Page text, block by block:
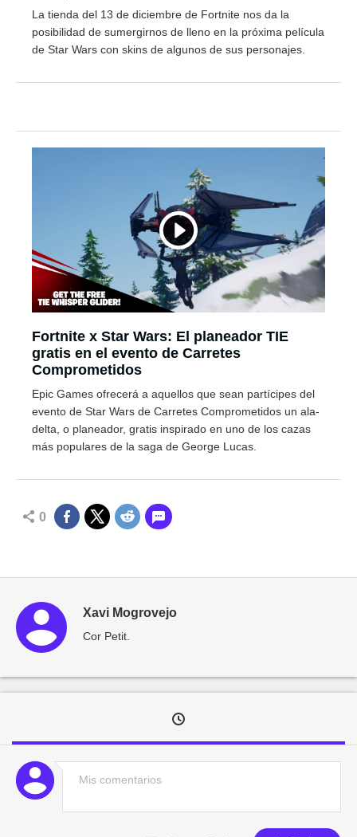
La tienda del 13 de diciembre de Fortnite nos da la
posibilidad de sumergirnos de lleno en la próxima película
de Star Wars con skins de algunos de sus personajes.
Fortnite x Star Wars: El planeador TIE
gratis en el evento de Carretes
Comprometidos
Epic Games ofrecerá a aquellos que sean partícipes del
evento de Star Wars de Carretes Comprometidos un ala-
delta, o planeador, gratis inspirado en uno de los cazas
más populares de la saga de George Lucas.
0
Xavi Mogrovejo
Cor Petit.